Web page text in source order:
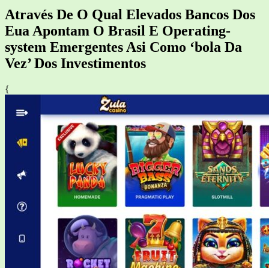
Através De O Qual Elevados Bancos Dos
Eua Apontam O Brasil E Operating-
system Emergentes Asi Como ‘bola Da
Vez’ Dos Investimentos
{